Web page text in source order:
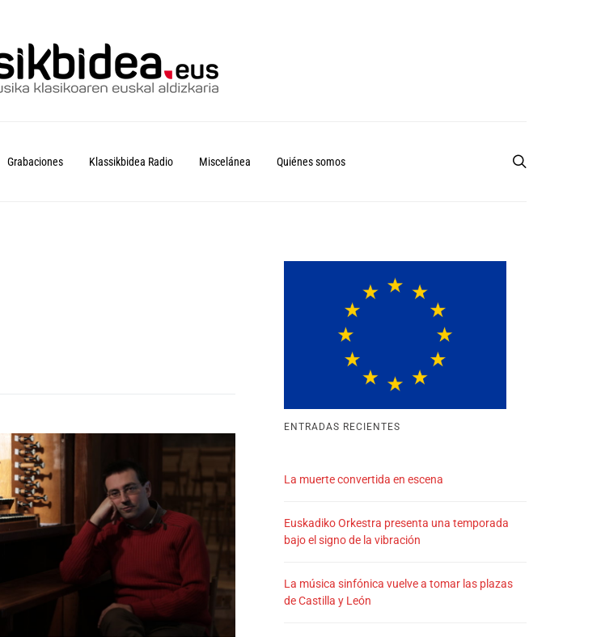
Grabaciones Klassikbidea Radio Miscelánea Quiénes somos
ENTRADAS RECIENTES
La muerte convertida en escena
Euskadiko Orkestra presenta una temporada
bajo el signo de la vibración
La música sinfónica vuelve a tomar las plazas
de Castilla y León